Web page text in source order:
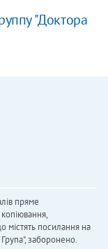
"Доктора
пряме
містять посилання на
заборонено.